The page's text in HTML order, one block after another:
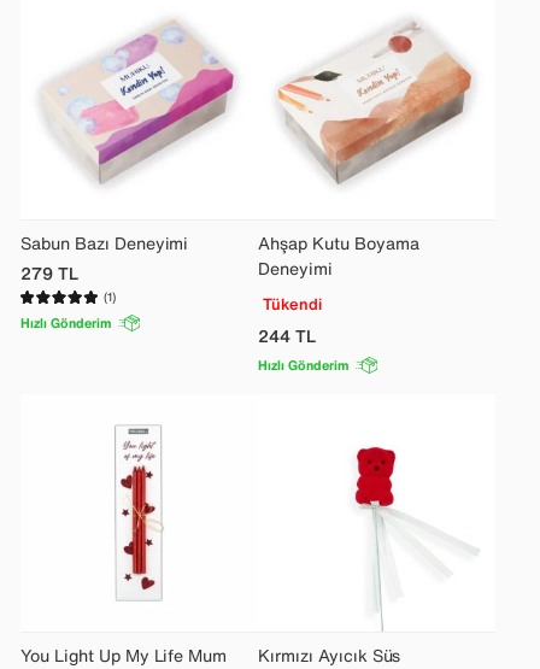
Sabun Bazı Deneyimi
279TL
(1)
Hızlı Gönderim
Ahşap Kutu Boyama
Deneyimi
Tükendi
244TL
Hızlı Gönderim
You Light Up My Life Mum
Kırmızı Ayıcık Süs